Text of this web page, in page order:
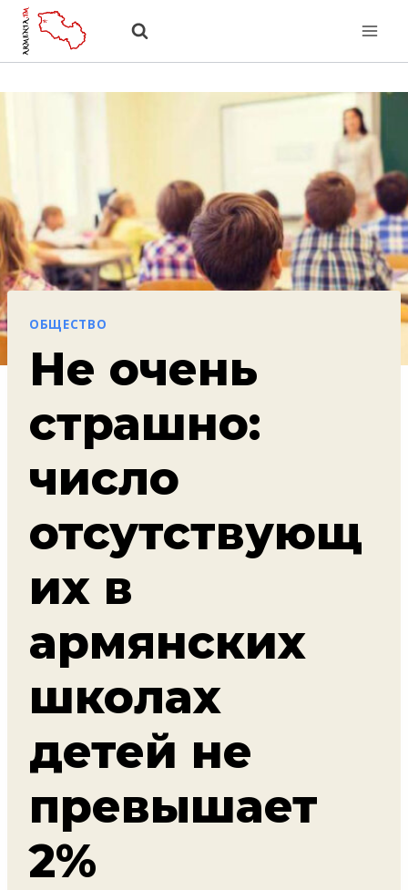
Перейти
ОБЩЕСТВО
Не очень
страшно:
число
отсутствующ
их в
армянских
школах
детей не
превышает
2%